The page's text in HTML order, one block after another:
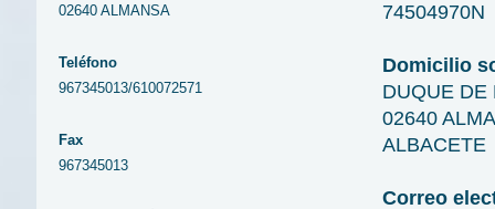
74504970N
Domicilio
DUQUE DE
02640
ALBACETE
Correo
02640 ALMANSA
Teléfono
967345013/610072571
Fax
967345013